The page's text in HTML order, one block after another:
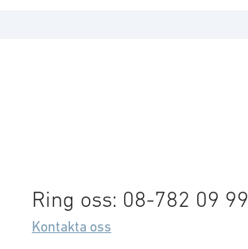
Ring oss: 08-782 09 99
Kontakta oss